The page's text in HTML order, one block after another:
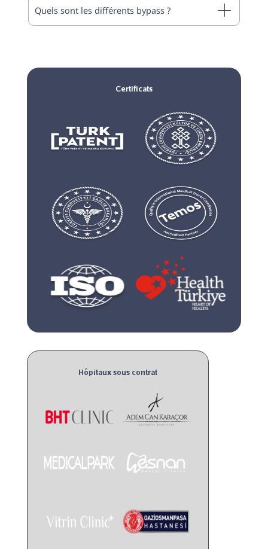
Quels sont les différents bypass ?
Hôpitaux sous contrat
Certificats